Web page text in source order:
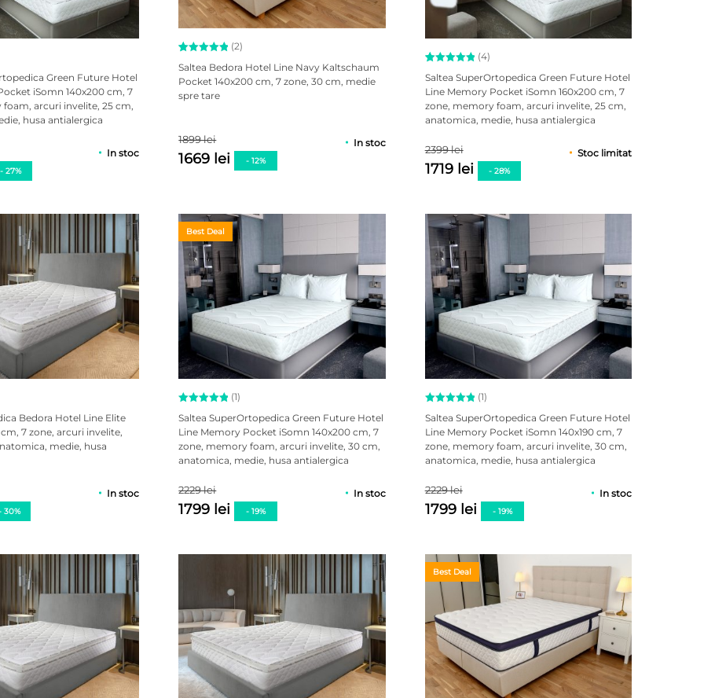
Green Future Hotel
iSomn 140x200 cm, 7
arcuri invelite, 25 cm,
husa antialergica
- 27%
In stoc
Evaluat la
5.00
din 5 pe
baza a
2
(2)
Saltea Bedora Hotel Line Navy Kaltschaum
Pocket 140x200 cm, 7 zone, 30 cm, medie
spre tare
1899 lei
1669 lei - 12%
In stoc
Evaluat la
5.00
din 5 pe
baza a
4
evaluări
(4)
Saltea SuperOrtopedica Green Future Hotel
Line Memory Pocket iSomn 160x200 cm, 7
zone, memory foam, arcuri invelite, 25 cm,
anatomica, medie, husa antialergica
2399 lei
1719 lei - 28%
Stoc limitat
Bedora Hotel Line Elite
7 zone, arcuri invelite,
medie, husa
30%
In stoc
Best Deal
Evaluat la
5.00
din 5 pe
baza unei
singure
(1)
Saltea SuperOrtopedica Green Future Hotel
Line Memory Pocket iSomn 140x200 cm, 7
zone, memory foam, arcuri invelite, 30 cm,
anatomica, medie, husa antialergica
2229 lei
1799 lei - 19%
In stoc
Evaluat la
5.00
din 5 pe
baza unei
singure
(1)
Saltea SuperOrtopedica Green Future Hotel
Line Memory Pocket iSomn 140x190 cm, 7
zone, memory foam, arcuri invelite, 30 cm,
anatomica, medie, husa antialergica
2229 lei
1799 lei - 19%
In stoc
Best Deal